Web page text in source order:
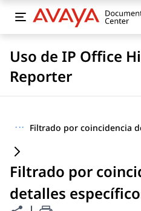
Uso de IP Office
Reporter
···
Filtrado por
detalles